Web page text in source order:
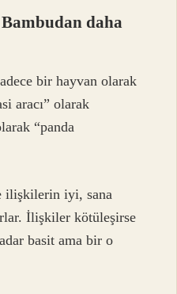
daha
bir hayvan olarak
aracı” olarak
“panda
ilişkilerin iyi, sana
İlişkiler kötüleşirse
basit ama bir o